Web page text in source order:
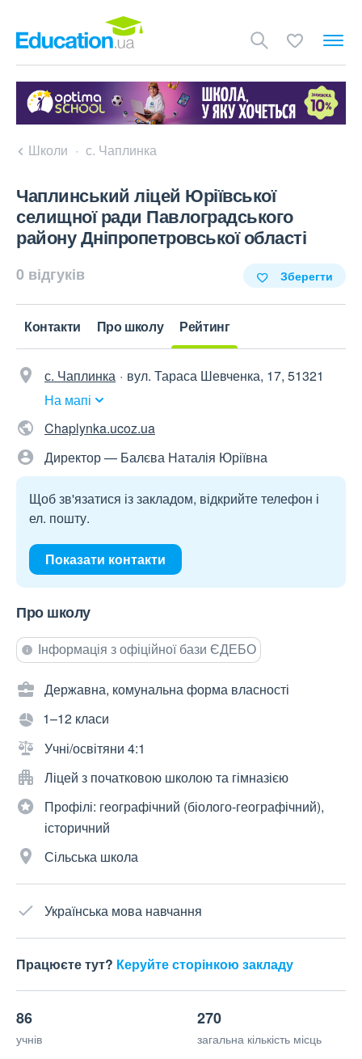
Школи с. Чаплинка
Чаплинський ліцей Юріївської
селищної ради Павлоградського
району Дніпропетровської області
0 відгуків Зберегти
Контакти Про школу Рейтинг
с. Чаплинка
вул. Тараса Шевченка, 17, 51321
На мапі
Chaplynka.ucoz.ua
Директор — Балєва Наталія Юріївна
Щоб зв'язатися із закладом, відкрийте телефон і
ел. пошту.
Показати контакти
Про школу
Інформація з офіційної бази ЄДЕБО
Державна, комунальна форма власності
1–12 класи
Учні/освітяни 4:1
Ліцей з початковою школою та гімназією
Профілі: географічний (біолого-географічний),
історичний
Сільська школа
Українська мова навчання
Працюєте тут? Керуйте сторінкою закладу
86
учнів
270
загальна кількість місць